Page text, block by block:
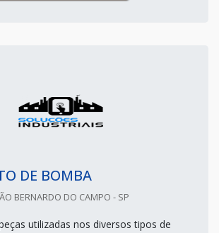
DE BOMBA
BERNARDO DO CAMPO - SP
utilizadas nos diversos tipos de